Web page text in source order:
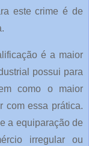
este crime é de
é a maior
possui para
como o maior
com essa prática.
a equiparação de
irregular ou